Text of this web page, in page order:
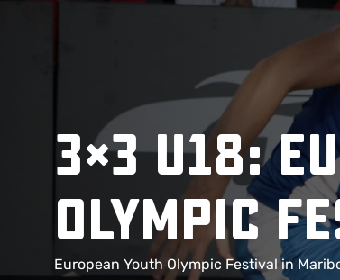
3×3 U18:
Olympic
European Youth Olympic Festival in